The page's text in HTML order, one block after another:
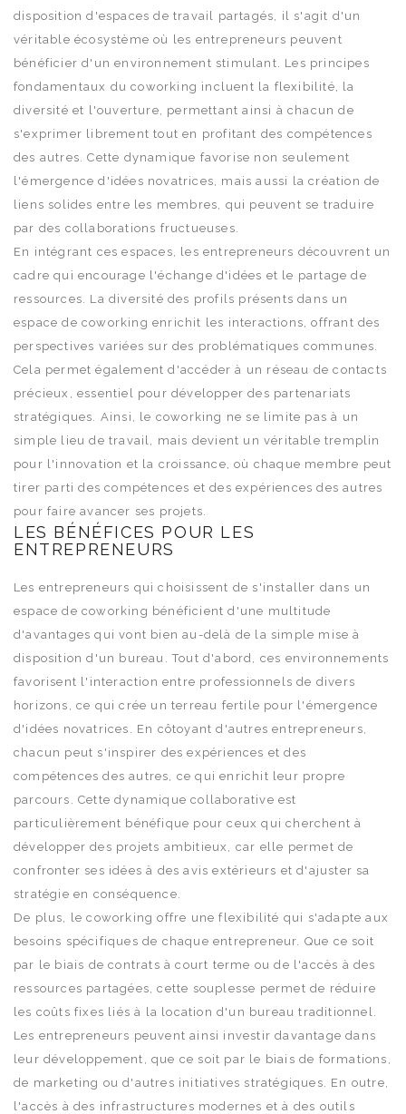
disposition d'espaces de travail partagés, il s'agit d'un
véritable écosystème où les entrepreneurs peuvent
bénéficier d'un environnement stimulant. Les principes
fondamentaux du coworking incluent la flexibilité, la
diversité et l'ouverture, permettant ainsi à chacun de
s'exprimer librement tout en profitant des compétences
des autres. Cette dynamique favorise non seulement
l'émergence d'idées novatrices, mais aussi la création de
liens solides entre les membres, qui peuvent se traduire
par des collaborations fructueuses.
En intégrant ces espaces, les entrepreneurs découvrent un
cadre qui encourage l'échange d'idées et le partage de
ressources. La diversité des profils présents dans un
espace de coworking enrichit les interactions, offrant des
perspectives variées sur des problématiques communes.
Cela permet également d'accéder à un réseau de contacts
précieux, essentiel pour développer des partenariats
stratégiques. Ainsi, le coworking ne se limite pas à un
simple lieu de travail, mais devient un véritable tremplin
pour l'innovation et la croissance, où chaque membre peut
tirer parti des compétences et des expériences des autres
pour faire avancer ses projets.
LES BÉNÉFICES POUR LES
ENTREPRENEURS
Les entrepreneurs qui choisissent de s'installer dans un
espace de coworking bénéficient d'une multitude
d'avantages qui vont bien au-delà de la simple mise à
disposition d'un bureau. Tout d'abord, ces environnements
favorisent l'interaction entre professionnels de divers
horizons, ce qui crée un terreau fertile pour l'émergence
d'idées novatrices. En côtoyant d'autres entrepreneurs,
chacun peut s'inspirer des expériences et des
compétences des autres, ce qui enrichit leur propre
parcours. Cette dynamique collaborative est
particulièrement bénéfique pour ceux qui cherchent à
développer des projets ambitieux, car elle permet de
confronter ses idées à des avis extérieurs et d'ajuster sa
stratégie en conséquence.
De plus, le coworking offre une flexibilité qui s'adapte aux
besoins spécifiques de chaque entrepreneur. Que ce soit
par le biais de contrats à court terme ou de l'accès à des
ressources partagées, cette souplesse permet de réduire
les coûts fixes liés à la location d'un bureau traditionnel.
Les entrepreneurs peuvent ainsi investir davantage dans
leur développement, que ce soit par le biais de formations,
de marketing ou d'autres initiatives stratégiques. En outre,
l'accès à des infrastructures modernes et à des outils